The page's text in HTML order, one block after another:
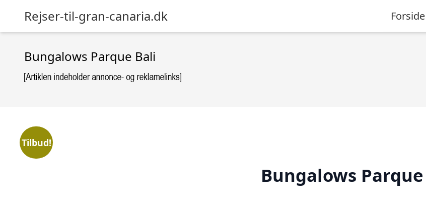
Rejser-til-gran-canaria.dk Forside
Bungalows Parque Bali
Tilbud!
Bungalows